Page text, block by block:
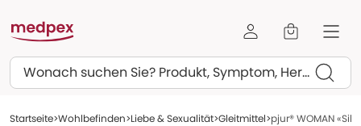
Suchen
Startseite Wohlbefinden Liebe & Sexualität Gleitmittel pjur® WOMAN